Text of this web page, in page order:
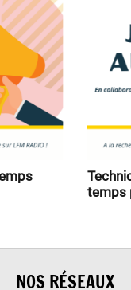
temps
NOS RÉSEAUX